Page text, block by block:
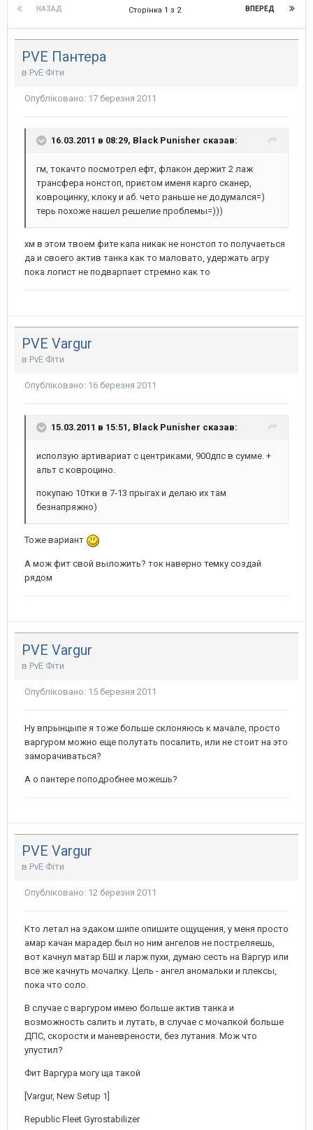
НАЗАД ВПЕРЕД
Сторінка 1 з 2
PVE Пантера
в PvE Фіти
Опубліковано: 17 березня 2011
16.03.2011 в 08:29, Black Punisher сказав:
гм, токачто посмотрел ефт, флакон держит 2 лаж
трансфера нонстоп, приєтом именя карго сканер,
ковроцинку, клоку и аб. чето раньше не додумался=)
терь похоже нашел решелие проблемы=)))
хм в этом твоем фите капа никак не нонстоп то получаеться
да и своего актив танка как то маловато, удержать агру
пока логист не подварпает стремно как то
PVE Vargur
в PvE Фіти
Опубліковано: 16 березня 2011
15.03.2011 в 15:51, Black Punisher сказав:
исползую артивариат с центриками, 900дпс в сумме. +
альт с ковроцино.
покупаю 10тки в 7-13 прыгах и делаю их там
безнапряжно)
Тоже вариант
А мож фит свой выложить? ток наверно темку создай
рядом
PVE Vargur
в PvE Фіти
Опубліковано: 15 березня 2011
Ну впрынцыпе я тоже больше склоняюсь к мачале, просто
варгуром можно еще полутать посалить, или не стоит на это
заморачиваться?
А о пантере поподробнее можешь?
PVE Vargur
в PvE Фіти
Опубліковано: 12 березня 2011
Кто летал на эдаком шипе опишите ощущения, у меня просто
амар качан марадер был но ним ангелов не постреляешь,
вот качнул матар БШ и ларж пухи, думаю сесть на Варгур или
все же качнуть мочалку. Цель - ангел аномальки и плексы,
пока что соло.
В случае с варгуром имею больше актив танка и
возможность салить и лутать, в случае с мочалкой больше
ДПС, скорости и маневрености, без лутания. Мож что
упустил?
Фит Варгура могу ща такой
[Vargur, New Setup 1]
Republic Fleet Gyrostabilizer